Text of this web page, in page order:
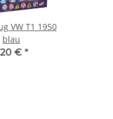
VW T1 1950
blau
€ *